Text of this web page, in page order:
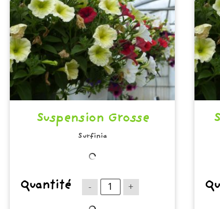
Suspension Grosse
Surfinia
Quantité - +